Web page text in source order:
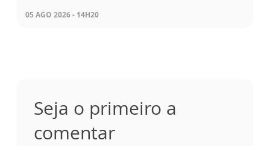
05 AGO 2026 - 14H20
Seja o primeiro a
comentar